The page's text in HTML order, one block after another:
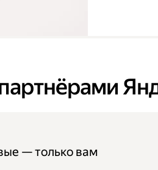
— только вам